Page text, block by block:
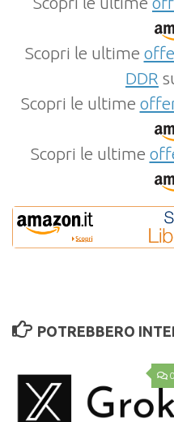
Scopri le ultime
DDR
Scopri le ultime
Scopri le ultime
POTREBBERO
0